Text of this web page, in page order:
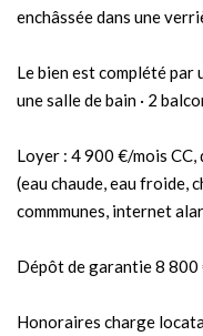
enchâssée dans une
Le bien est complété par
une salle de bain · 2
Loyer : 4 900 €/mois
(eau chaude, eau froide,
commmunes, internet
Dépôt de garantie 8 800
Honoraires charge